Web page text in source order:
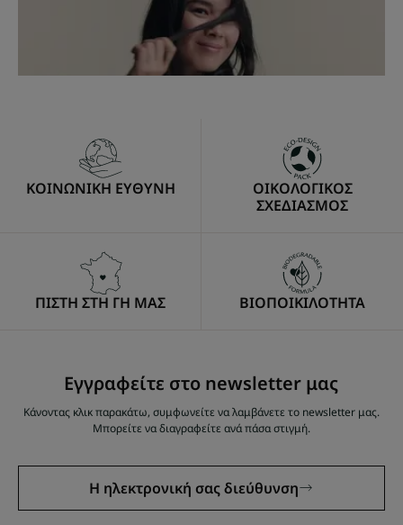
ΚΟΙΝΩΝΙΚΗ ΕΥΘΥΝΗ
ΟΙΚΟΛΟΓΙΚΟΣ
ΣΧΕΔΙΑΣΜΟΣ
ΠΙΣΤΗ ΣΤΗ ΓΗ ΜΑΣ ΒΙΟΠΟΙΚΙΛΟΤΗΤΑ
Εγγραφείτε στο newsletter μας
Κάνοντας κλικ παρακάτω, συμφωνείτε να λαμβάνετε το newsletter μας.
Μπορείτε να διαγραφείτε ανά πάσα στιγμή.
Η ηλεκτρονική σας διεύθυνση